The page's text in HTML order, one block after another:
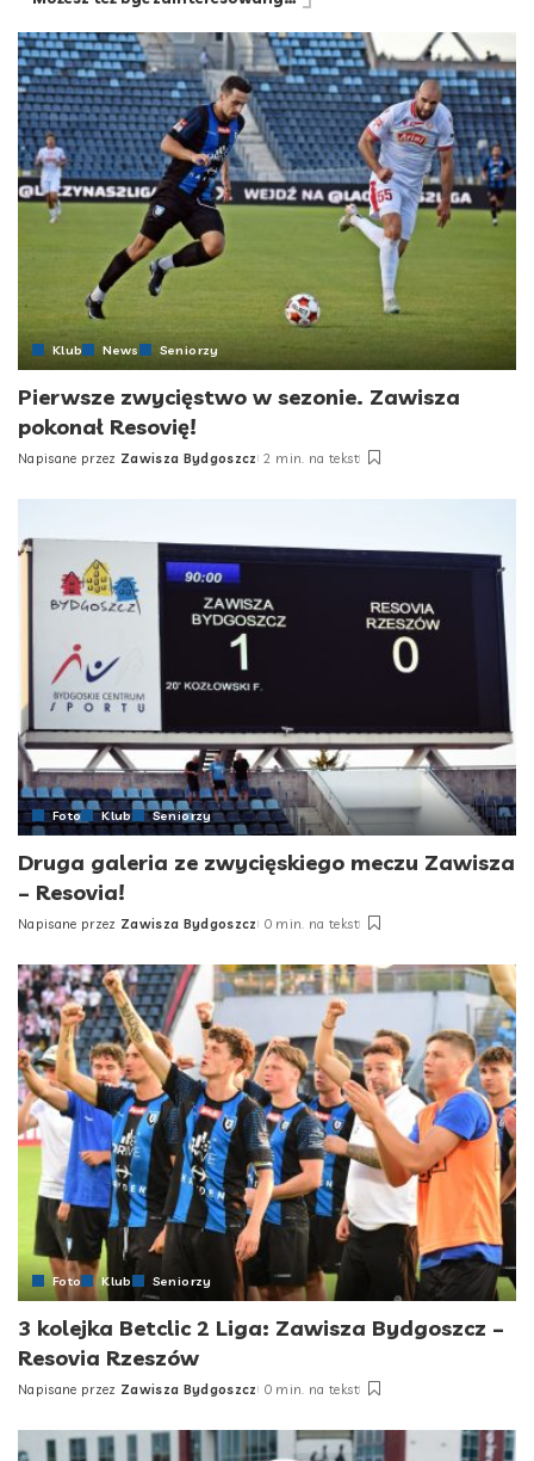
Klub News Seniorzy
Pierwsze zwycięstwo w sezonie. Zawisza
pokonał Resovię!
Posted
Napisane przez Zawisza Bydgoszcz 2 min. na tekst
Foto Klub Seniorzy
Druga galeria ze zwycięskiego meczu Zawisza
– Resovia!
Posted
Napisane przez Zawisza Bydgoszcz 0 min. na tekst
Foto Klub Seniorzy
3 kolejka Betclic 2 Liga: Zawisza Bydgoszcz –
Resovia Rzeszów
Posted
Napisane przez Zawisza Bydgoszcz 0 min. na tekst